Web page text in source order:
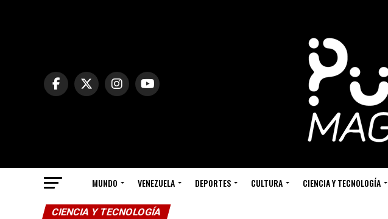
MUNDO VENEZUELA DEPORTES CULTURA CIENCIA Y TECNOLOGÍA
CIENCIA Y TECNOLOGÍA